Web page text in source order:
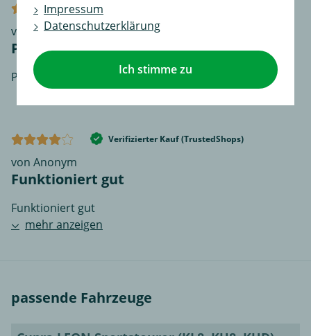
von Anonym
Passt super
Prima Anleitung!
Verifizierter Kauf (TrustedShops)
von Anonym
Funktioniert gut
Funktioniert gut
mehr anzeigen
passende Fahrzeuge
Impressum
Datenschutzerklärung
Ich stimme zu